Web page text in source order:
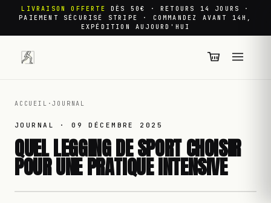
LIVRAISON OFFERTE
DÈS 50€ · RETOURS 14 JOURS ·
PAIEMENT SÉCURISÉ STRIPE · COMMANDEZ AVANT 14H,
EXPÉDITION AUJOURD'HUI
ACCUEIL ·JOURNAL
JOURNAL ·09 DÉCEMBRE 2025
QUEL LEGGING DE SPORT CHOISIR
POUR UNE PRATIQUE INTENSIVE